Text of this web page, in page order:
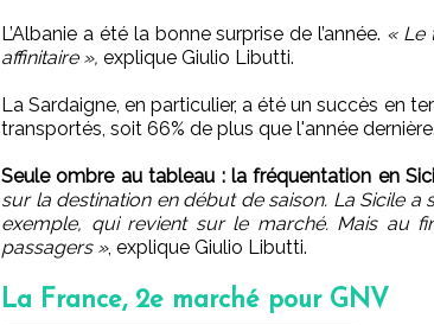
L’Albanie a été la bonne surprise de l’année. « Le
affinitaire », explique Giulio Libutti.
La Sardaigne, en particulier, a été un succès en
transportés, soit 66% de plus que l'année dernière.
Seule ombre au tableau : la fréquentation en
sur la destination en début de saison. La Sicile
exemple, qui revient sur le marché. Mais au
passagers », explique Giulio Libutti.
La France, 2e marché pour GNV